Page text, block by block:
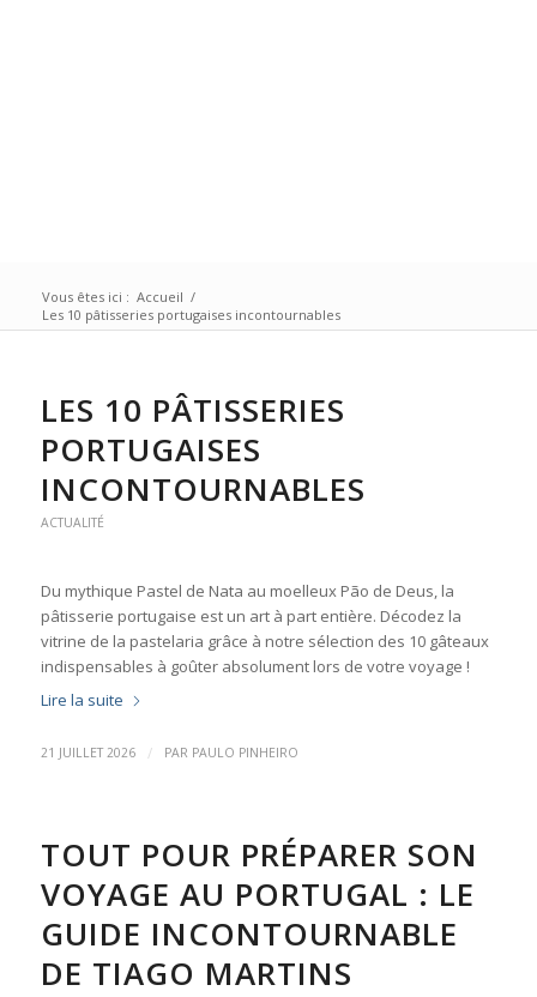
Vous êtes ici : Accueil /
Les 10 pâtisseries portugaises incontournables
LES 10 PÂTISSERIES
PORTUGAISES
INCONTOURNABLES
ACTUALITÉ
Du mythique Pastel de Nata au moelleux Pão de Deus, la
pâtisserie portugaise est un art à part entière. Décodez la
vitrine de la pastelaria grâce à notre sélection des 10 gâteaux
indispensables à goûter absolument lors de votre voyage !
Lire la suite
21 JUILLET 2026 / PAR PAULO PINHEIRO
TOUT POUR PRÉPARER SON
VOYAGE AU PORTUGAL : LE
GUIDE INCONTOURNABLE
DE TIAGO MARTINS